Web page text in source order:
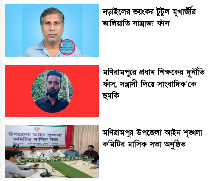
নড়াইলের ভয়ংকর টুটুল মুখার্জীর
জালিয়াতি সাম্রাজ্য ফাঁস
মণিরামপুরে প্রধান শিক্ষকের দূর্নীতি
ফাঁস, সন্ত্রাসী দিয়ে সাংবাদিক’কে
হুমকি
মণিরামপুর উপজেলা আইন শৃঙ্খলা
কমিটির মাসিক সভা অনুষ্ঠিত‎‎